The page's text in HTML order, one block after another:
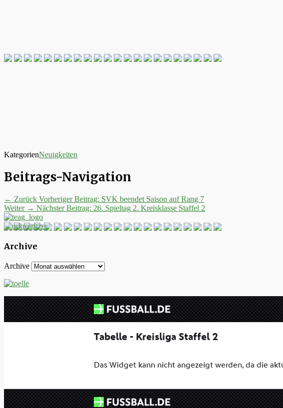
KategorienNeuigkeiten
Beitrags-Navigation
← Zurück Vorheriger Beitrag: SVK beendet Saison auf Rang 7
Weiter → Nächster Beitrag: 26. Spieltag 2. Kreisklasse Staffel 2
Archive
Archive